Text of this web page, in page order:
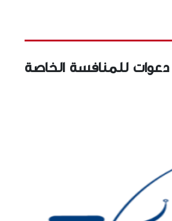
دعوات للمنافسة الخاصة